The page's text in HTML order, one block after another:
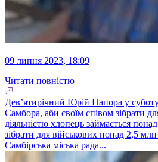
09 липня 2023, 18:09
Читати повністю
Дев’ятирічний Юрій Напора у
Самбора, аби своїм співом зібрати
діяльністю хлопець займається
зібрати для військових понад 2,5
Самбірська міська рада...